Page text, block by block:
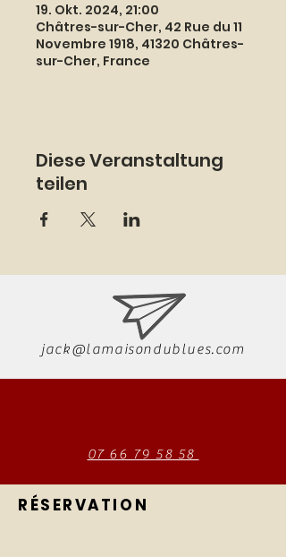
19. Okt. 2024, 21:00
Châtres-sur-Cher, 42 Rue du 11
Novembre 1918, 41320 Châtres-
sur-Cher, France
Diese Veranstaltung
teilen
jack@lamaisondublues.com
07 66 79 58 58
RÉSERVATION